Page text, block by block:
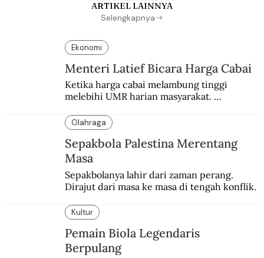
ARTIKEL LAINNYA
Selengkapnya
Ekonomi
Menteri Latief Bicara Harga Cabai
Ketika harga cabai melambung tinggi
melebihi UMR harian masyarakat.
Olahraga
Sepakbola Palestina Merentang
Masa
Sepakbolanya lahir dari zaman perang.
Dirajut dari masa ke masa di tengah konflik.
Kultur
Pemain Biola Legendaris
Berpulang